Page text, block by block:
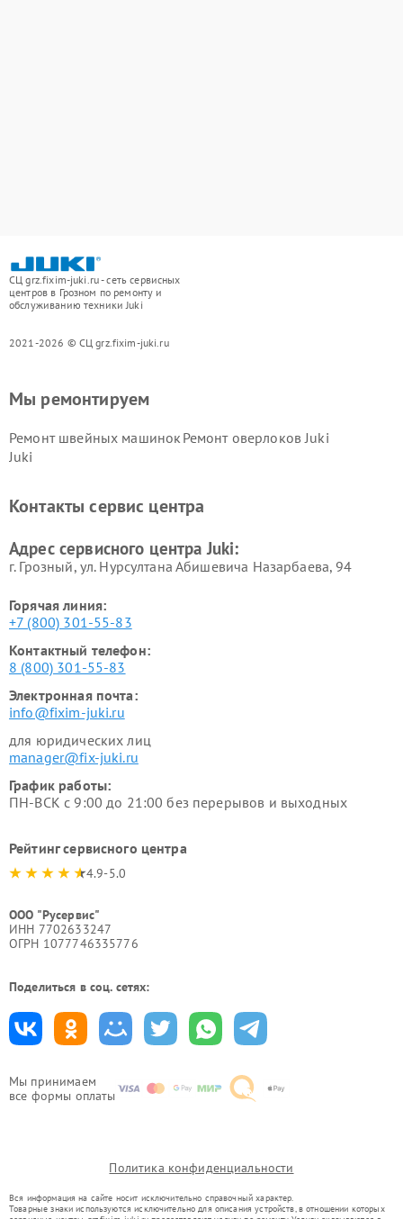
СЦ grz.fixim-juki.ru - сеть сервисных
центров в Грозном по ремонту и
обслуживанию техники Juki
2021-2026 © СЦ grz.fixim-juki.ru
Мы принимаем
все формы оплаты
Мы ремонтируем
Ремонт швейных машинок
Juki
Ремонт оверлоков Juki
Контакты сервис центра
Адрес сервисного центра Juki:
г. Грозный, ул. Нурсултана Абишевича Назарбаева, 94
Горячая линия:
+7 (800) 301-55-83
Контактный телефон:
8 (800) 301-55-83
Электронная почта:
info@fixim-juki.ru
для юридических лиц
manager@fix-juki.ru
График работы:
ПН-ВСК с 9:00 до 21:00 без перерывов и выходных
Рейтинг сервисного центра
4.9-5.0
ООО "Русервис"
ИНН 7702633247
ОГРН 1077746335776
Поделиться в соц. сетях:
Политика конфиденциальности
Вся информация на сайте носит исключительно справочный характер.
Товарные знаки используются исключительно для описания устройств, в отношении которых